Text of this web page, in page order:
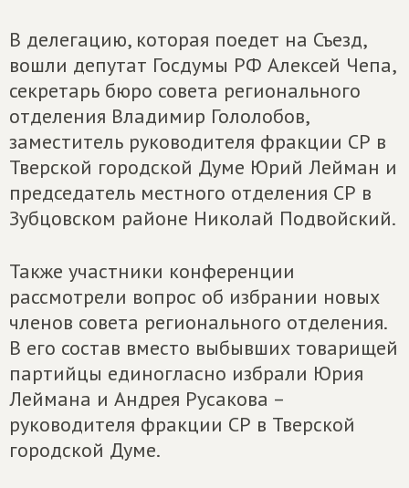
В делегацию, которая поедет на Съезд,
вошли депутат Госдумы РФ Алексей Чепа,
секретарь бюро совета регионального
отделения Владимир Гололобов,
заместитель руководителя фракции СР в
Тверской городской Думе Юрий Лейман и
председатель местного отделения СР в
Зубцовском районе Николай Подвойский.
Также участники конференции
рассмотрели вопрос об избрании новых
членов совета регионального отделения.
В его состав вместо выбывших товарищей
партийцы единогласно избрали Юрия
Леймана и Андрея Русакова –
руководителя фракции СР в Тверской
городской Думе.